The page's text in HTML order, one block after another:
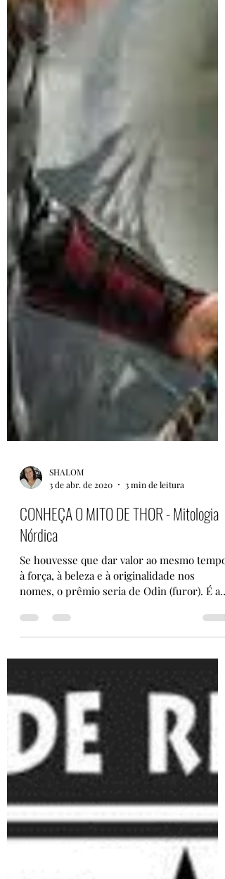
SHALOM
3 de abr. de 2020
3 min de leitura
CONHEÇA O MITO DE THOR - Mitologia
à força, à beleza e à originalidade nos
nomes, o prêmio seria de Odin (furor). É a
grande...